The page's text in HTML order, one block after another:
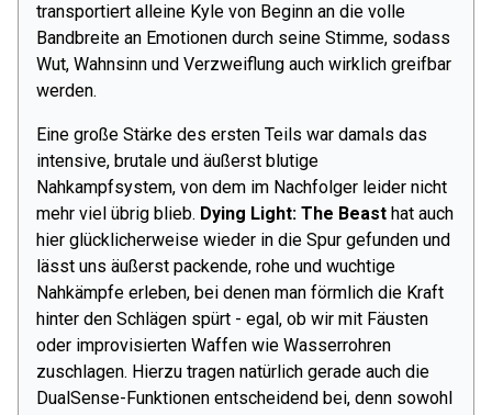
transportiert alleine Kyle von Beginn an die volle
Bandbreite an Emotionen durch seine Stimme, sodass
Wut, Wahnsinn und Verzweiflung auch wirklich greifbar
werden.
Eine große Stärke des ersten Teils war damals das
intensive, brutale und äußerst blutige
Nahkampfsystem, von dem im Nachfolger leider nicht
mehr viel übrig blieb. Dying Light: The Beast hat auch
hier glücklicherweise wieder in die Spur gefunden und
lässt uns äußerst packende, rohe und wuchtige
Nahkämpfe erleben, bei denen man förmlich die Kraft
hinter den Schlägen spürt - egal, ob wir mit Fäusten
oder improvisierten Waffen wie Wasserrohren
zuschlagen. Hierzu tragen natürlich gerade auch die
DualSense-Funktionen entscheidend bei, denn sowohl